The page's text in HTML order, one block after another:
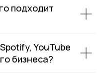
подходит
YouTube
бизнеса?